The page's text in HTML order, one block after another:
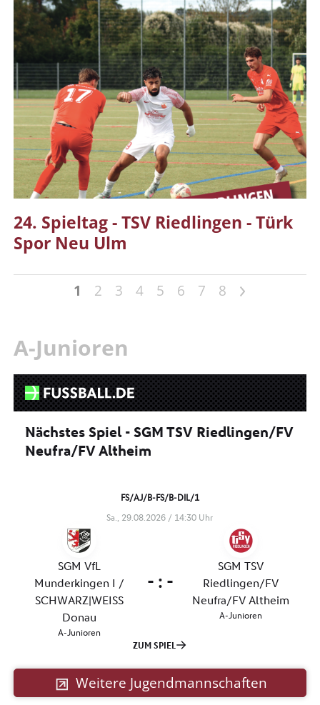
24. Spieltag - TSV Riedlingen - Türk
Spor Neu Ulm
1 2 3 4 5 6 7 8 >
A-Junioren
Weitere Jugendmannschaften